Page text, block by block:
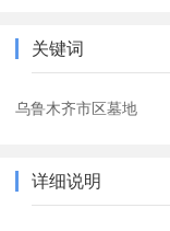
关键词
乌鲁木齐市区墓地
详细说明